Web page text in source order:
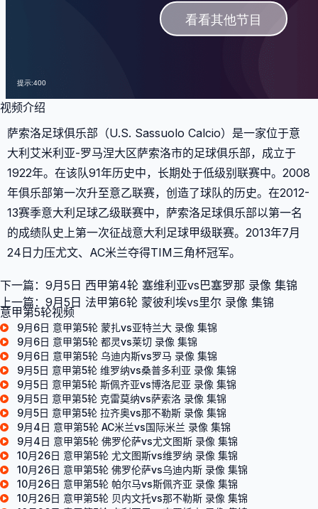
视频介绍
萨索洛足球俱乐部（U.S. Sassuolo Calcio）是一家位于意
大利艾米利亚-罗马涅大区萨索洛市的足球俱乐部，成立于
1922年。在该队91年历史中，长期处于低级别联赛中。2008
年俱乐部第一次升至意乙联赛，创造了球队的历史。在2012-
13赛季意大利足球乙级联赛中，萨索洛足球俱乐部以第一名
的成绩队史上第一次征战意大利足球甲级联赛。2013年7月
24日力压尤文、AC米兰夺得TIM三角杯冠军。
下一篇： 9月5日 西甲第4轮 塞维利亚vs巴塞罗那 录像 集锦
上一篇： 9月5日 法甲第6轮 蒙彼利埃vs里尔 录像 集锦
意甲第5轮视频
9月6日 意甲第5轮 蒙扎vs亚特兰大 录像 集锦
9月6日 意甲第5轮 都灵vs莱切 录像 集锦
9月6日 意甲第5轮 乌迪内斯vs罗马 录像 集锦
9月5日 意甲第5轮 维罗纳vs桑普多利亚 录像 集锦
9月5日 意甲第5轮 斯佩齐亚vs博洛尼亚 录像 集锦
9月5日 意甲第5轮 克雷莫纳vs萨索洛 录像 集锦
9月5日 意甲第5轮 拉齐奥vs那不勒斯 录像 集锦
9月4日 意甲第5轮 AC米兰vs国际米兰 录像 集锦
9月4日 意甲第5轮 佛罗伦萨vs尤文图斯 录像 集锦
10月26日 意甲第5轮 尤文图斯vs维罗纳 录像 集锦
10月26日 意甲第5轮 佛罗伦萨vs乌迪内斯 录像 集锦
10月26日 意甲第5轮 帕尔马vs斯佩齐亚 录像 集锦
10月26日 意甲第5轮 贝内文托vs那不勒斯 录像 集锦